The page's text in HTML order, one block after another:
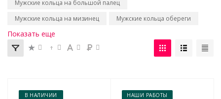
Мужские кольца на большой палец
Мужские кольца на мизинец
Мужские кольца обереги
Показать еще
В НАЛИЧИИ
НАШИ РАБОТЫ